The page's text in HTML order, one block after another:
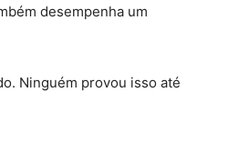
desempenha um
Ninguém provou isso até